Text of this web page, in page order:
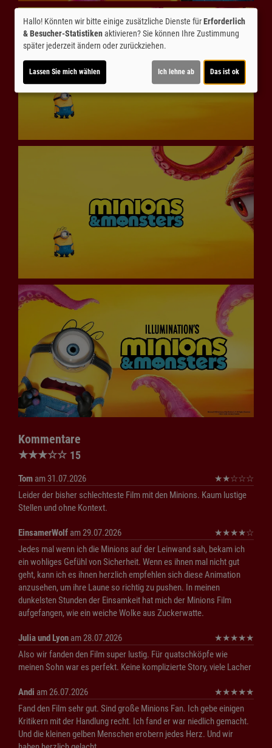
Kommentare
★★★☆☆ 15
Tom am 31.07.2026 ★★☆☆☆
Leider der bisher schlechteste Film mit den Minions. Kaum lustige
Stellen und ohne Kontext.
EinsamerWolf am 29.07.2026 ★★★★☆
Jedes mal wenn ich die Minions auf der Leinwand sah, bekam ich
ein wohliges Gefühl von Sicherheit. Wenn es ihnen mal nicht gut
geht, kann ich es ihnen herzlich empfehlen sich diese Animation
anzusehen, um ihre Laune so richtig zu pushen. In meinen
dunkelsten Stunden der Einsamkeit hat mich der Minions Film
aufgefangen, wie ein weiche Wolke aus Zuckerwatte.
Julia und Lyon am 28.07.2026 ★★★★★
Also wir fanden den Film super lustig. Für quatschköpfe wie
meinen Sohn war es perfekt. Keine komplizierte Story, viele Lacher
Andi am 26.07.2026 ★★★★★
Fand den Film sehr gut. Sind große Minions Fan. Ich gebe einigen
Kritikern mit der Handlung recht. Ich fand er war niedlich gemacht.
Und die kleinen gelben Menschen erobern jedes Herz. Und wir
Hallo! Könnten wir bitte einige zusätzliche Dienste fürErforderlich
& Besucher-Statistikenaktivieren? Sie können Ihre Zustimmung
später jederzeit ändern oder zurückziehen.
Lassen Sie mich wählen Ich lehne ab Das ist ok